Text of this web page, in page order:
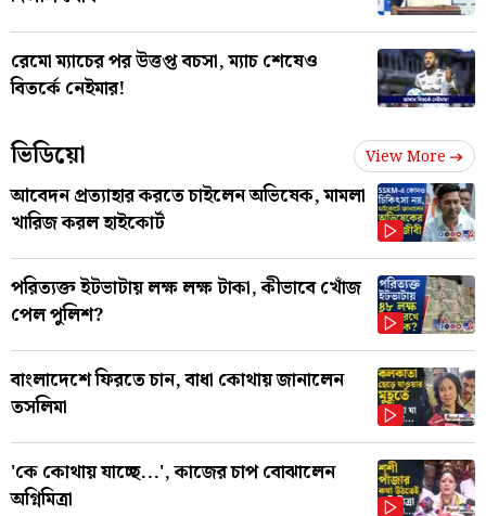
রেমো ম্যাচের পর উত্তপ্ত বচসা, ম্যাচ শেষেও
বিতর্কে নেইমার!
ভিডিয়ো View More
আবেদন প্রত্যাহার করতে চাইলেন অভিষেক, মামলা
খারিজ করল হাইকোর্ট
পরিত্যক্ত ইটভাটায় লক্ষ লক্ষ টাকা, কীভাবে খোঁজ
পেল পুলিশ?
বাংলাদেশে ফিরতে চান, বাধা কোথায় জানালেন
তসলিমা
'কে কোথায় যাচ্ছে...', কাজের চাপ বোঝালেন
অগ্নিমিত্রা